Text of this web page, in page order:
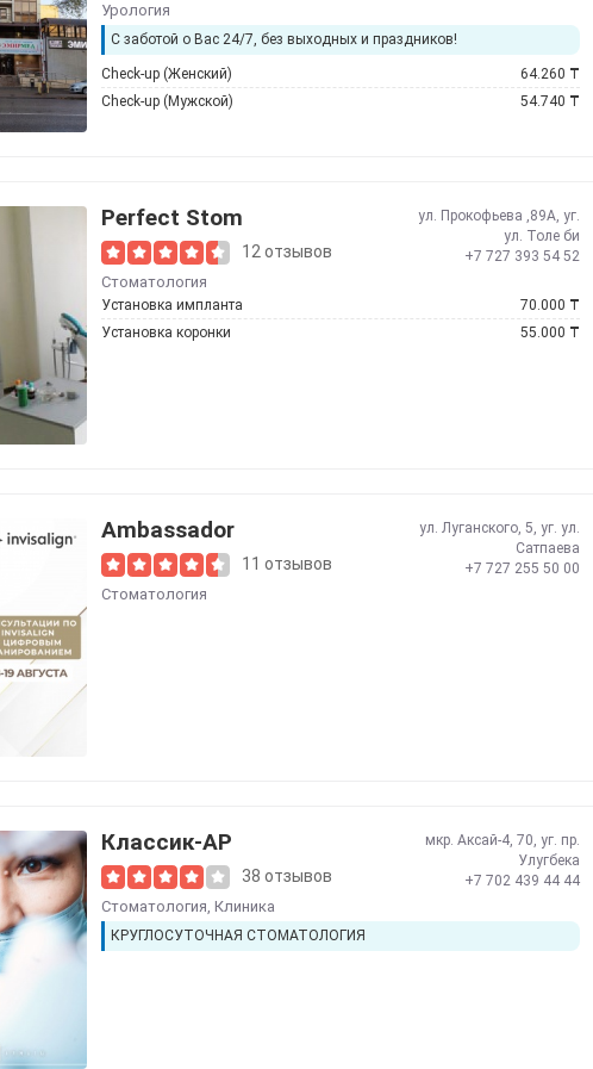
Урология
С заботой о Вас 24/7, без выходных и праздников!
Check-up (Женский) 64.260 ₸
Check-up (Мужской)
54.740 ₸
Perfect Stom
12 отзывов
Стоматология
ул. Прокофьева ,89А, уг.
ул. Толе би
+7 727 393 54 52
Установка импланта 70.000 ₸
Установка коронки
55.000 ₸
Ambassador
11 отзывов
Стоматология
ул. Луганского, 5, уг. ул.
Сатпаева
+7 727 255 50 00
Классик-АР
38 отзывов
Стоматология, Клиника
мкр. Аксай-4, 70, уг. пр.
Улугбека
+7 702 439 44 44
КРУГЛОСУТОЧНАЯ СТОМАТОЛОГИЯ